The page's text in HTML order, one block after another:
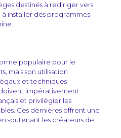
destinés à rediriger vers
installer des programmes
populaire pour le
mais son utilisation
et techniques
doivent impérativement
et privilégier les
Ces dernières offrent une
soutenant les créateurs de